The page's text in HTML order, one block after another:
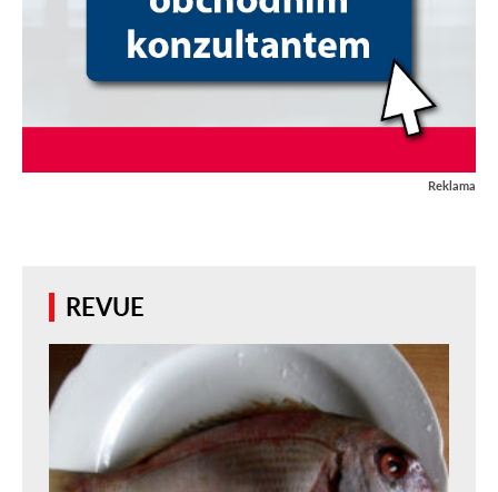
Reklama
REVUE